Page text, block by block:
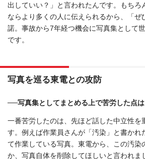
出していい？」と言われたんです。もちろ
ならより多くの人に伝えられるから、「ぜ
諾。事故から7年経つ機会に写真集として
です。
写真を巡る東電との攻防
──写真集としてまとめる上で苦労した点は
一番苦労したのは、先ほど話した中立性を
す。例えば作業員さんが「汚染」と書かれ
て作業している写真。東電から、この汚染
か、写真自体を削除してほしいと言われま